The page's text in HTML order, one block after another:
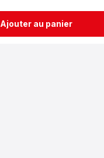
Ajouter au panier